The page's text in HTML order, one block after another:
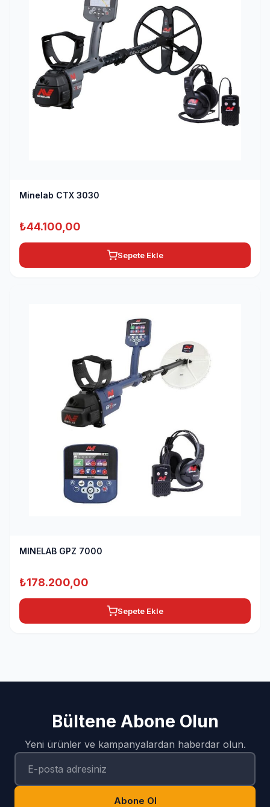
Minelab CTX 3030
₺44.100,00
Sepete Ekle
MINELAB GPZ 7000
₺178.200,00
Sepete Ekle
Bültene Abone Olun
Yeni ürünler ve kampanyalardan haberdar olun.
Abone Ol